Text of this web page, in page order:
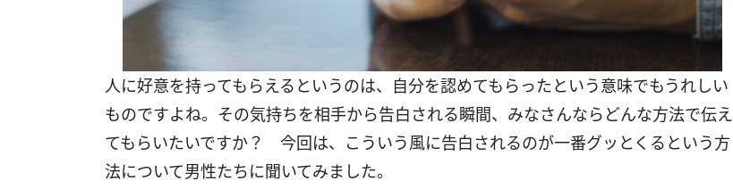
人に好意を持ってもらえるというのは、自分を認めてもらったという意味でもうれしい
ものですよね。その気持ちを相手から告白される瞬間、みなさんならどんな方法で伝え
てもらいたいですか？ 今回は、こういう風に告白されるのが一番グッとくるという方
法について男性たちに聞いてみました。